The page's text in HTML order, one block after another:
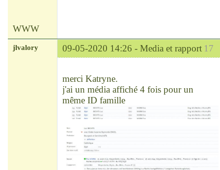
WWW
17
jlvalory 09-05-2020 14:26 - Media et rapport
merci Katryne.
j'ai un média affiché 4 fois pour un
même ID famille